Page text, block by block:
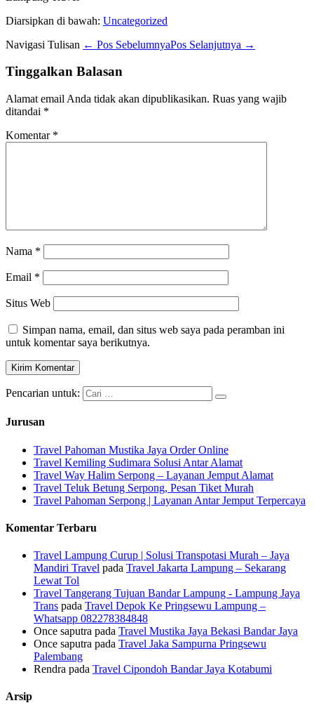
Diarsipkan di bawah: Uncategorized
Navigasi Tulisan ← Pos SebelumnyaPos Selanjutnya →
Tinggalkan Balasan
Alamat email Anda tidak akan dipublikasikan. Ruas yang wajib
ditandai *
Komentar *
Nama *
Email *
Situs Web
Simpan nama, email, dan situs web saya pada peramban ini
untuk komentar saya berikutnya.
Pencarian untuk:
Jurusan
Travel Pahoman Mustika Jaya Order Online
Travel Kemiling Sudimara Solusi Antar Alamat
Travel Way Halim Serpong – Layanan Jemput Alamat
Travel Teluk Betung Serpong, Pesan Tiket Murah
Travel Pahoman Serpong | Layanan Antar Jemput Terpercaya
Komentar Terbaru
Travel Lampung Curup | Solusi Transpotasi Murah – Jaya
Mandiri Travel pada Travel Jakarta Lampung – Sekarang
Lewat Tol
Travel Tangerang Tujuan Bandar Lampung - Lampung Jaya
Trans pada Travel Depok Ke Pringsewu Lampung –
Whatsapp 082278384848
Once saputra pada Travel Mustika Jaya Bekasi Bandar Jaya
Once saputra pada Travel Jaka Sampurna Pringsewu
Palembang
Rendra pada Travel Cipondoh Bandar Jaya Kotabumi
Arsip